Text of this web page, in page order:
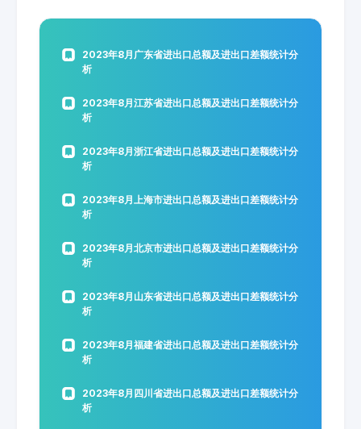
2023年8月广东省进出口总额及进出口差额统计分
析
2023年8月江苏省进出口总额及进出口差额统计分
析
2023年8月浙江省进出口总额及进出口差额统计分
析
2023年8月上海市进出口总额及进出口差额统计分
析
2023年8月北京市进出口总额及进出口差额统计分
析
2023年8月山东省进出口总额及进出口差额统计分
析
2023年8月福建省进出口总额及进出口差额统计分
析
2023年8月四川省进出口总额及进出口差额统计分
析